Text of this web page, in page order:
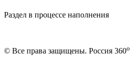
Раздел в процессе наполнения
© Все права защищены. Россия 360o